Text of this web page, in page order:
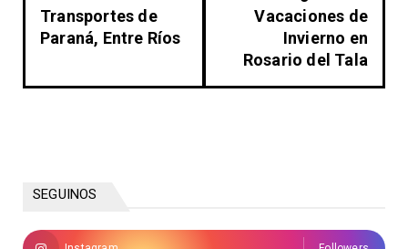
Transportes de
Paraná, Entre Ríos
Vacaciones de
Invierno en
Rosario del Tala
SEGUINOS